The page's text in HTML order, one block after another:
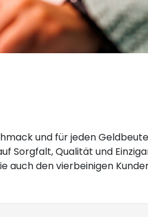
und für jeden
Qualität und
den vierbeinigen